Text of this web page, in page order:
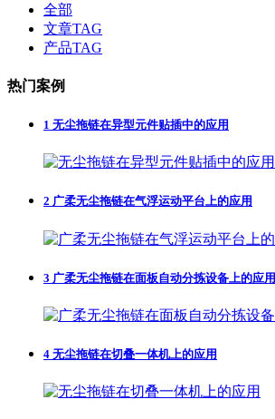
全部
文章TAG
产品TAG
热门案例
1 无尘拖链在异型元件贴插中的应用
2 广柔无尘拖链在气浮运动平台上的应用
3 广柔无尘拖链在面板自动分拣设备上的应用
4 无尘拖链在切叠一体机上的应用